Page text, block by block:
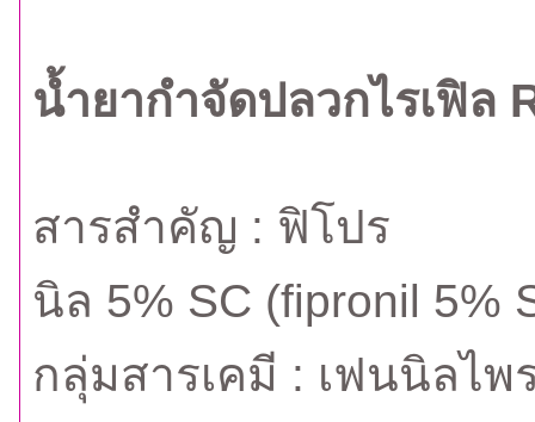
น้ำยากำจัดปลวกไรเฟิล
สารสำคัญ : ฟิโปร
นิล 5% SC (fipronil 5%
กลุ่มสารเคมี : เฟนนิลไพ